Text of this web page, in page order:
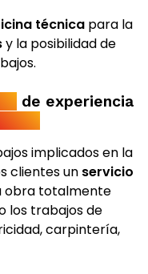
técnicapara la
y la posibilidad de
de experiencia
implicados en la
clientes un servicio
obra totalmente
los trabajos de
carpintería,